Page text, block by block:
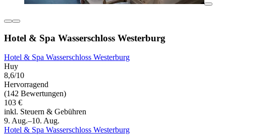
Hotel & Spa Wasserschloss Westerburg
Hotel & Spa Wasserschloss Westerburg
Huy
8,6/10
Hervorragend
(142 Bewertungen)
103 €
inkl. Steuern & Gebühren
9. Aug.–10. Aug.
Hotel & Spa Wasserschloss Westerburg